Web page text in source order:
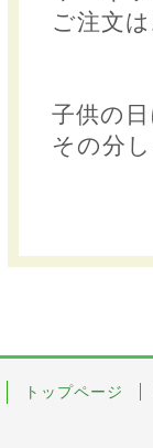
ご注文は
子供の
その分
トップページ